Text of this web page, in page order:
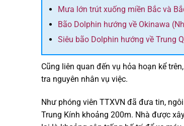
Mưa lớn trút xuống miền Bắc và
Bão Dolphin hướng về Okinawa
Siêu bão Dolphin hướng về Trung
Cũng liên quan đến vụ hỏa hoạn kể
tra nguyên nhân vụ việc.
Như phóng viên TTXVN đã đưa tin,
Trung Kính khoảng 200m. Nhà được